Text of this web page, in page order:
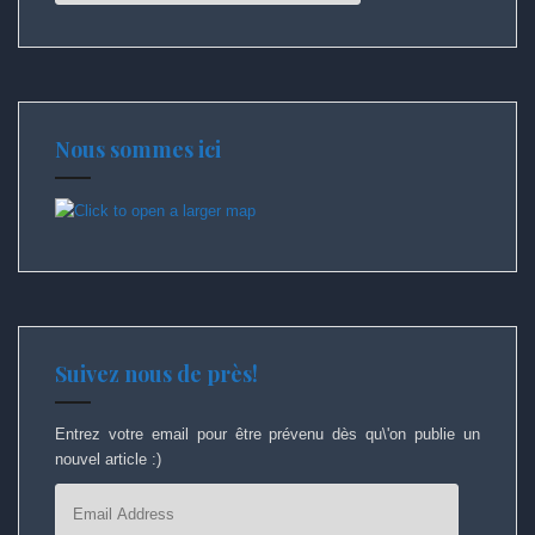
Nous sommes ici
Suivez nous de près!
Entrez votre email pour être prévenu dès qu\'on publie un
nouvel article :)
Address